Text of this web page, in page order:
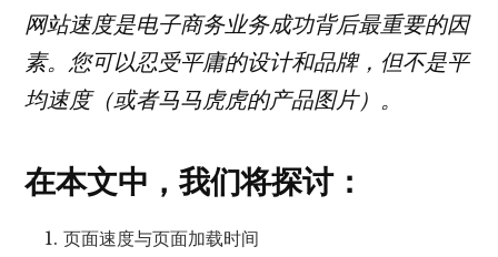
网站速度是电子商务业务成功背后最重要的因
素。您可以忍受平庸的设计和品牌，但不是平
均速度（或者马马虎虎的产品图片）。
在本文中，我们将探讨：
页面速度与页面加载时间